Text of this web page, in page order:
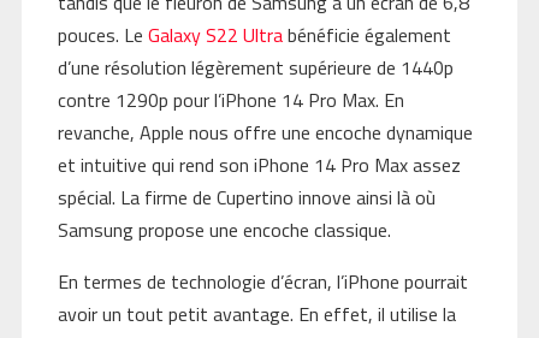
pouces. Le Galaxy S22 Ultrabénéficie également
d’une résolution légèrement supérieure de 1440p
contre 1290p pour l’iPhone 14 Pro Max. En
revanche, Apple nous offre une encoche dynamique
et intuitive qui rend son iPhone 14 Pro Max assez
spécial. La firme de Cupertino innove ainsi là où
Samsung propose une encoche classique.
En termes de technologie d’écran, l’iPhone pourrait
avoir un tout petit avantage. En effet, il utilise la